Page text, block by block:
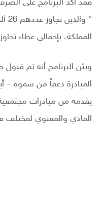
فقد أكد البرنامج على
”
المملكة، بإجمالي عطاء تجاوز 520 مليون ريال.
وبيّن البرنامج أنه تم
المبادرة دعماً من سموه –
يقدمه من مبادرات
المادي والمعنوي لمختلف